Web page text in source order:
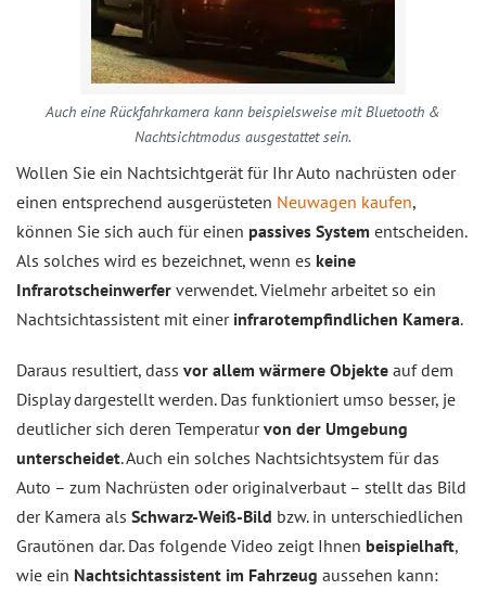
Auch eine Rückfahrkamera kann beispielsweise mit Bluetooth &
Nachtsichtmodus ausgestattet sein.
Wollen Sie ein Nachtsichtgerät für Ihr Auto nachrüsten oder
einen entsprechend ausgerüsteten Neuwagen kaufen,
können Sie sich auch für einen passives System entscheiden.
Als solches wird es bezeichnet, wenn es keine
Infrarotscheinwerfer verwendet. Vielmehr arbeitet so ein
Nachtsichtassistent mit einer infrarotempfindlichen Kamera.
Daraus resultiert, dass vor allem wärmere Objekte auf dem
Display dargestellt werden. Das funktioniert umso besser, je
deutlicher sich deren Temperaturvon der Umgebung
unterscheidet. Auch ein solches Nachtsichtsystem für das
Auto – zum Nachrüsten oder originalverbaut – stellt das Bild
der Kamera als Schwarz-Weiß-Bild bzw. in unterschiedlichen
Grautönen dar. Das folgende Video zeigt Ihnen beispielhaft,
wie ein Nachtsichtassistent im Fahrzeug aussehen kann: